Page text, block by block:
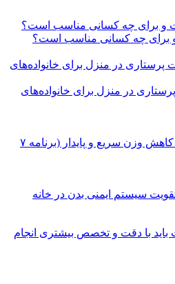
برای چه کسانی مناسب است؟
در منزل برای خانواده‌های
رژیم غذایی سالم برای کاهش وزن سریع و پایدار (برنامه ۷
باید با دقت و تخصص بیشتری انجام